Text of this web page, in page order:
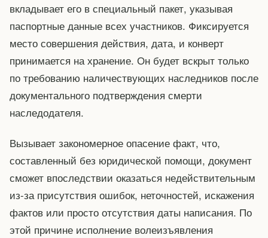
вкладывает его в специальный пакет, указывая
паспортные данные всех участников. Фиксируется
место совершения действия, дата, и конверт
принимается на хранение. Он будет вскрыт только
по требованию наличествующих наследников после
документального подтверждения смерти
наследодателя.
Вызывает закономерное опасение факт, что,
составленный без юридической помощи, документ
сможет впоследствии оказаться недействительным
из-за присутствия ошибок, неточностей, искажения
фактов или просто отсутствия даты написания. По
этой причине исполнение волеизъявления